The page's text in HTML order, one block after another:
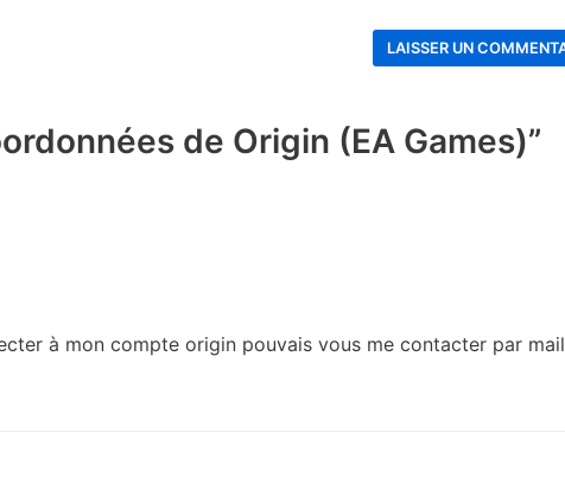
de Origin (EA Games)”
à mon compte origin pouvais vous me contacter par mail